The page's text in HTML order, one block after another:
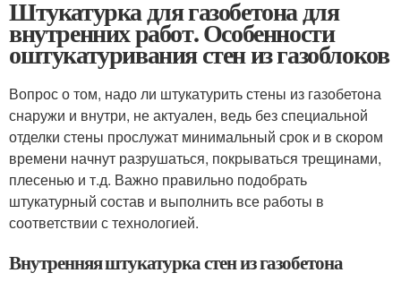
Штукатурка для газобетона для
внутренних работ. Особенности
оштукатуривания стен из газоблоков
Вопрос о том, надо ли штукатурить стены из газобетона
снаружи и внутри, не актуален, ведь без специальной
отделки стены прослужат минимальный срок и в скором
времени начнут разрушаться, покрываться трещинами,
плесенью и т.д. Важно правильно подобрать
штукатурный состав и выполнить все работы в
соответствии с технологией.
Внутренняя штукатурка стен из газобетона